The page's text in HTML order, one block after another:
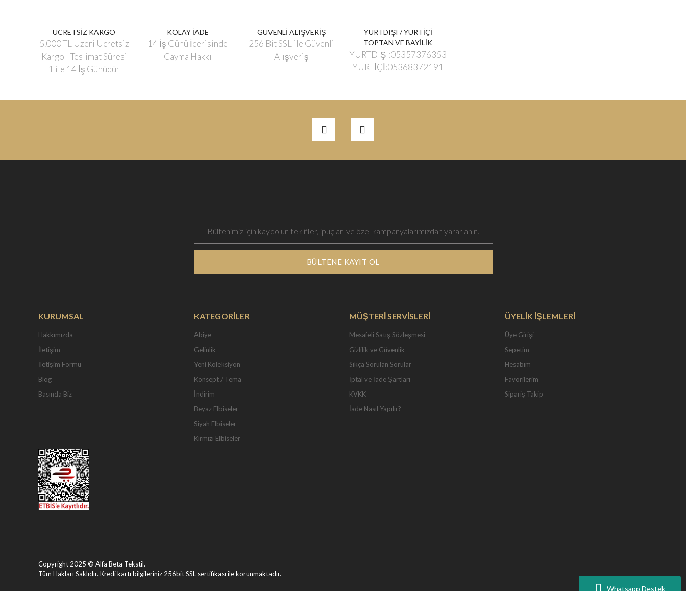
Whatsapp Destek
ÜCRETSİZ KARGO
5.000 TL Üzeri Ücretsiz
Kargo - Teslimat Süresi
1 ile 14 İş Günüdür
KOLAY İADE
14 İş Günü İçerisinde
Cayma Hakkı
GÜVENLİ ALIŞVERİŞ
256 Bit SSL ile Güvenli
Alışveriş
YURTDIŞI / YURTİÇİ
TOPTAN VE BAYİLİK
YURTDIŞI:05357376353
YURTİÇİ:05368372191
BÜLTENE KAYIT OL
KURUMSAL
Hakkımızda
İletişim
İletişim Formu
Blog
Basında Biz
KATEGORİLER
Abiye
Gelinlik
Yeni Koleksiyon
Konsept / Tema
İndirim
Beyaz Elbiseler
Siyah Elbiseler
Kırmızı Elbiseler
MÜŞTERİ SERVİSLERİ
Mesafeli Satış Sözleşmesi
Gizlilik ve Güvenlik
Sıkça Sorulan Sorular
İptal ve İade Şartları
KVKK
İade Nasıl Yapılır?
ÜYELİK İŞLEMLERİ
Üye Girişi
Sepetim
Hesabım
Favorilerim
Sipariş Takip
Copyright 2025 © Alfa Beta Tekstil.
Tüm Hakları Saklıdır. Kredi kartı bilgileriniz 256bit SSL sertifikası ile korunmaktadır.